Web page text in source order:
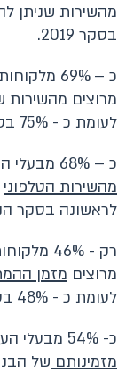
מהשירות שניתן
בסקר 2019.
כ – 69%
מרוצים מהשירות
לעומת כ - 75% בסקר 2021.
כ – 68% מבעלי העסקים שענו על הסקר בממוצע מרוצים
מהשירות הטלפוני
לראשונה בסקר
רק -
מרוצים מזמן
לעומת כ - 48% בסקר 2019.
כ- 54% מבעלי העסקים שענו על הסקר בממוצע מרוצים
מזמינותם